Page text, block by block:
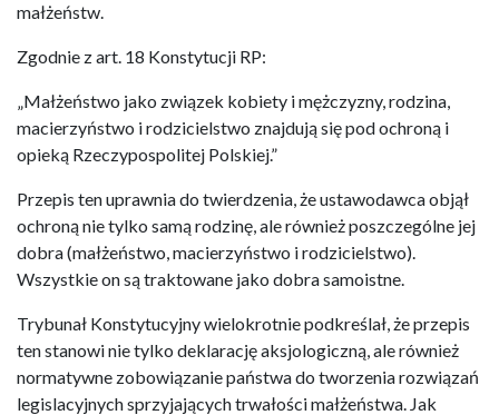
małżeństw.
Zgodnie z art. 18 Konstytucji RP:
„Małżeństwo jako związek kobiety i mężczyzny, rodzina,
macierzyństwo i rodzicielstwo znajdują się pod ochroną i
opieką Rzeczypospolitej Polskiej.”
Przepis ten uprawnia do twierdzenia, że ustawodawca objął
ochroną nie tylko samą rodzinę, ale również poszczególne jej
dobra (małżeństwo, macierzyństwo i rodzicielstwo).
Wszystkie on są traktowane jako dobra samoistne.
Trybunał Konstytucyjny wielokrotnie podkreślał, że przepis
ten stanowi nie tylko deklarację aksjologiczną, ale również
normatywne zobowiązanie państwa do tworzenia rozwiązań
legislacyjnych sprzyjających trwałości małżeństwa. Jak